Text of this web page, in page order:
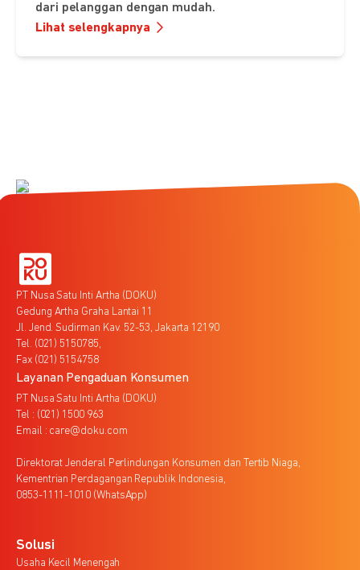
dari pelanggan dengan mudah.
Lihat selengkapnya
PT Nusa Satu Inti Artha (DOKU)
Gedung Artha Graha Lantai 11
Jl. Jend. Sudirman Kav. 52-53, Jakarta 12190
Tel. (021) 5150785,
Fax (021) 5154758
Layanan Pengaduan Konsumen
PT Nusa Satu Inti Artha (DOKU)
Tel : (021) 1500 963
Email : care@doku.com
Direktorat Jenderal Perlindungan Konsumen dan Tertib Niaga,
Kementrian Perdagangan Republik Indonesia,
0853-1111-1010 (WhatsApp)
Solusi
Usaha Kecil Menengah